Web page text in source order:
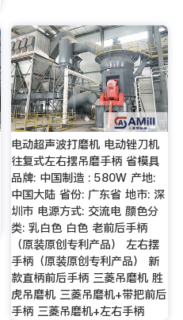
电动超声波打磨机 电动锉刀机
往复式左右摆吊磨手柄 省模具
品牌: 中国制造 : 580W 产地:
中国大陆 省份: 广东省 地市: 深
圳市 电源方式: 交流电 颜色分
类: 乳白色 白色 老前后手柄
（原装原创专利产品） 左右摆
手柄（原装原创专利产品） 新
款直柄前后手柄 三菱吊磨机 胜
虎吊磨机 三菱吊磨机+带把前后
手柄 三菱吊磨机+左右手柄